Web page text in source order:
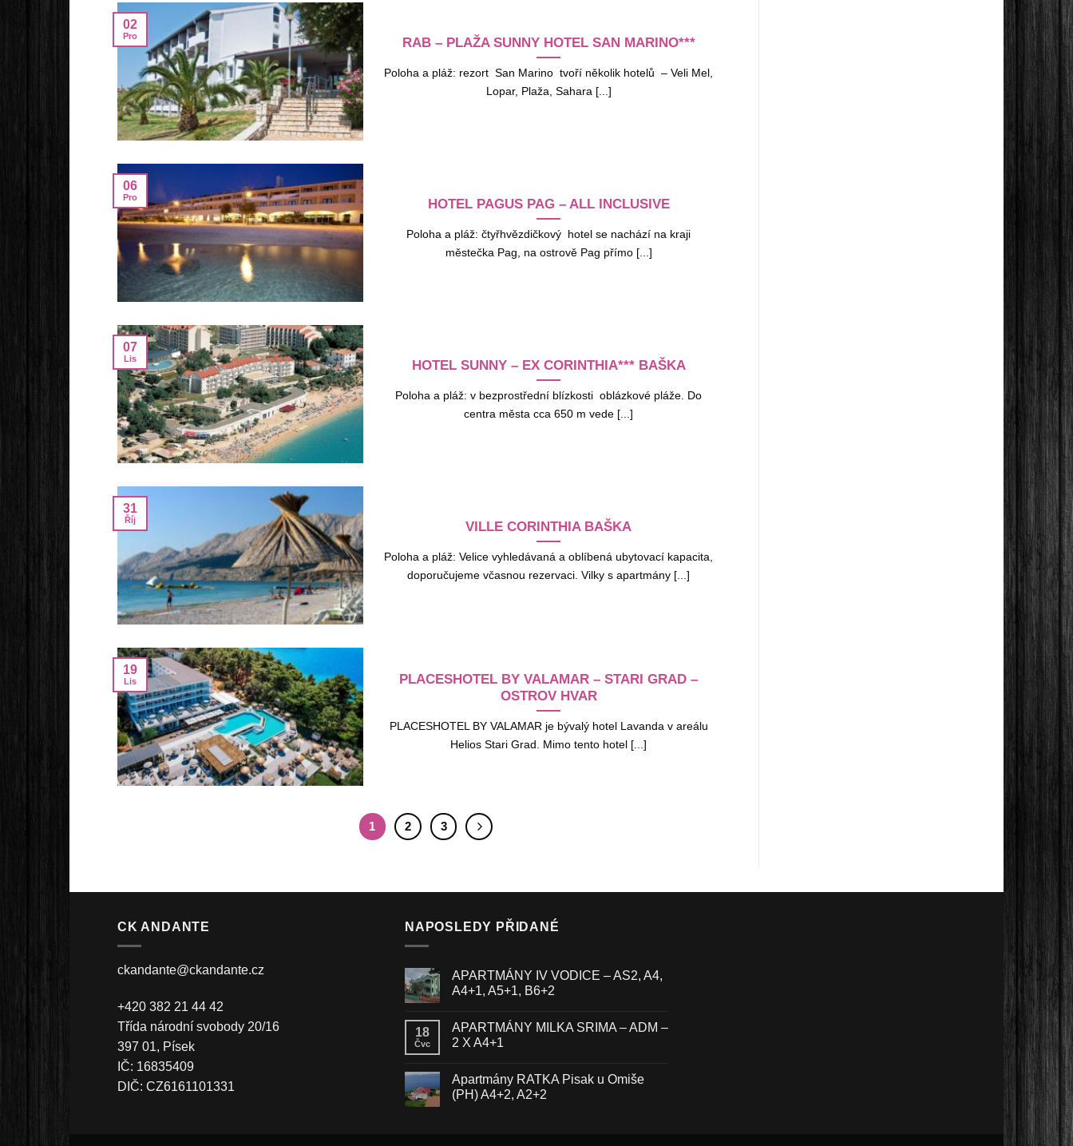
RAB – PLAŽA SUNNY HOTEL SAN MARINO***
Poloha a pláž: rezort San Marino tvoří několik hotelů – Veli Mel,
Lopar, Plaža, Sahara [...]
02
Pro
HOTEL PAGUS PAG – ALL INCLUSIVE
Poloha a pláž: čtyřhvězdičkový hotel se nachází na kraji
městečka Pag, na ostrově Pag přímo [...]
06
Pro
HOTEL SUNNY – EX CORINTHIA*** BAŠKA
Poloha a pláž: v bezprostřední blízkosti oblázkové pláže. Do
centra města cca 650 m vede [...]
07
Lis
VILLE CORINTHIA BAŠKA
Poloha a pláž: Velice vyhledávaná a oblíbená ubytovací kapacita,
doporučujeme včasnou rezervaci. Vilky s apartmány [...]
31
Říj
PLACESHOTEL BY VALAMAR – STARI GRAD –
OSTROV HVAR
PLACESHOTEL BY VALAMAR je bývalý hotel Lavanda v areálu
Helios Stari Grad. Mimo tento hotel [...]
19
Lis
1 2 3
CK ANDANTE
ckandante@ckandante.cz
+420 382 21 44 42
Třída národní svobody 20/16
397 01, Písek
IČ: 16835409
DIČ: CZ6161101331
NAPOSLEDY PŘIDANÉ
APARTMÁNY IV VODICE – AS2, A4,
A4+1, A5+1, B6+2
18
Čvc
APARTMÁNY MILKA SRIMA – ADM –
2 X A4+1
Apartmány RATKA Pisak u Omiše
(PH) A4+2, A2+2